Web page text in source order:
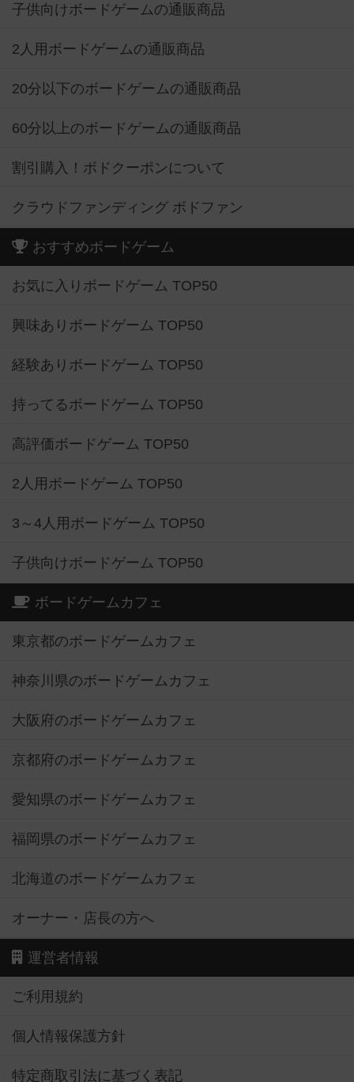
子供向けボードゲームの通販商品
2人用ボードゲームの通販商品
20分以下のボードゲームの通販商品
60分以上のボードゲームの通販商品
割引購入！ボドクーポンについて
クラウドファンディング ボドファン
おすすめボードゲーム
お気に入りボードゲーム TOP50
興味ありボードゲーム TOP50
経験ありボードゲーム TOP50
持ってるボードゲーム TOP50
高評価ボードゲーム TOP50
2人用ボードゲーム TOP50
3～4人用ボードゲーム TOP50
子供向けボードゲーム TOP50
ボードゲームカフェ
東京都のボードゲームカフェ
神奈川県のボードゲームカフェ
大阪府のボードゲームカフェ
京都府のボードゲームカフェ
愛知県のボードゲームカフェ
福岡県のボードゲームカフェ
北海道のボードゲームカフェ
オーナー・店長の方へ
運営者情報
ご利用規約
個人情報保護方針
特定商取引法に基づく表記